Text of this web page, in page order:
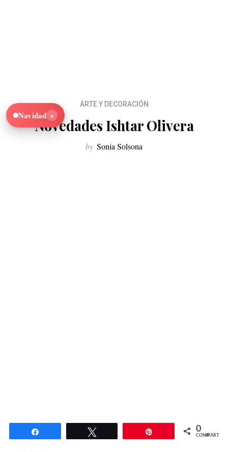
ARTE Y DECORACIÓN
Novedades Ishtar Olivera
by Sonia Solsona
0
COMPARTIR
Navidad ×